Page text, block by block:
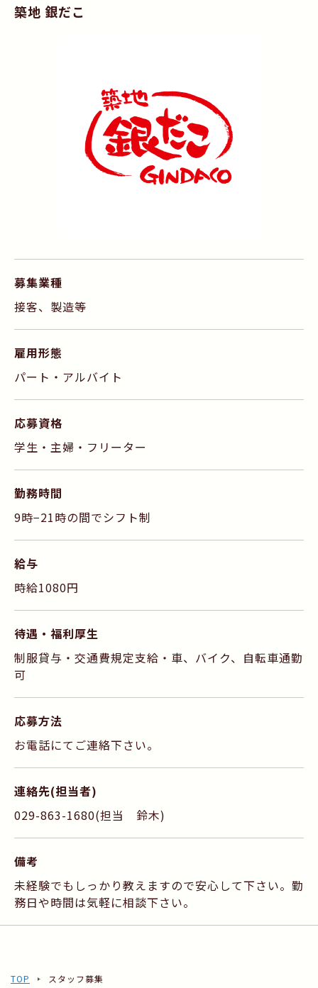
築地 銀だこ
募集業種
接客、製造等
雇用形態
パート・アルバイト
応募資格
学生・主婦・フリーター
勤務時間
9時−21時の間でシフト制
給与
時給1080円
待遇・福利厚生
制服貸与・交通費規定支給・車、バイク、自転車通勤
可
応募方法
お電話にてご連絡下さい。
連絡先(担当者)
029-863-1680(担当 鈴木)
備考
未経験でもしっかり教えますので安心して下さい。勤
務日や時間は気軽に相談下さい。
TOP スタッフ募集